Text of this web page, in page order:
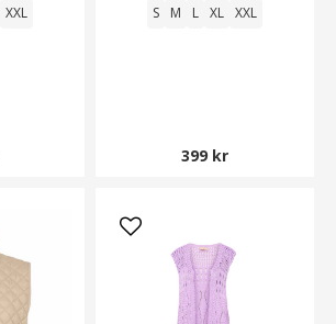
XXL S M L XL XXL
399 kr